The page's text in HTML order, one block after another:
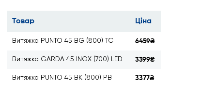
Товар Ціна
Витяжка PUNTO 45 BG (800) TC 6459₴
Витяжка GARDA 45 INOX (700) LED 3399₴
Витяжка PUNTO 45 BK (800) PB 3377₴